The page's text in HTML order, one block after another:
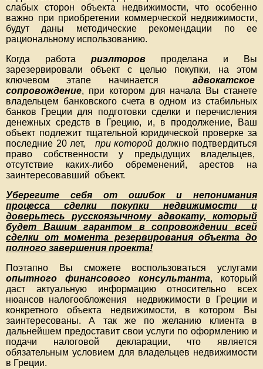
слабых сторон объекта недвижимости, что особенно
важно при приобретении коммерческой недвижимости,
будут даны методические рекомендации по ее
рациональному использованию.
Когда работа риэлторов проделана и Вы
зарезервировали объект с целью покупки, на этом
ключевом этапе начинается адвокатское
сопровождение, при котором для начала Вы станете
владельцем банковского счета в одном из стабильных
банков Греции для подготовки сделки и перечисления
денежных средств в Грецию, и, в продолжение, Ваш
объект подлежит тщательной юридической проверке за
последние 20 лет, при которой должно подтвердиться
право собственности у предыдущих владельцев,
отсутствие каких-либо обременений, арестов на
заинтересовавший объект.
Уберегите себя от ошибок и непонимания
процесса сделки покупки недвижимости и
доверьтесь русскоязычному адвокату, который
будет Вашим гарантом в сопровождении всей
сделки от момента резервирования объекта до
полного завершения проекта!
Поэтапно Вы сможете воспользоваться услугами
опытного финансового консультанта, который
даст актуальную информацию относительно всех
нюансов налогообложения недвижимости в Греции и
конкретного объекта недвижимости, в котором Вы
заинтересованы. А так же по желанию клиента в
дальнейшем предоставит свои услуги по оформлению и
подачи налоговой декларации, что является
обязательным условием для владельцев недвижимости
в Греции.